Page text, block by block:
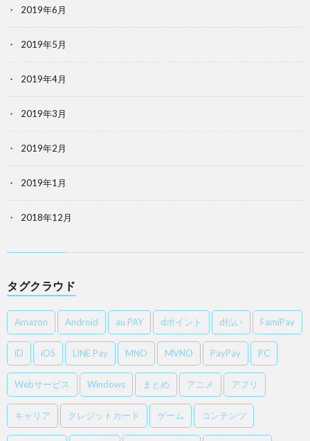
2019年6月
2019年5月
2019年4月
2019年3月
2019年2月
2019年1月
2018年12月
タグクラウド
Amazon Android au PAY dポイント d払い FamiPay
iD iOS LINE Pay MNO MVNO PayPay PC
Webサービス Windows まとめ アニメ アプリ
キャリア クレジットカード ゲーム コンテンツ